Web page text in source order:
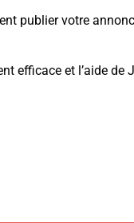
publier votre
efficace et l’aide de